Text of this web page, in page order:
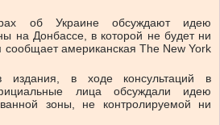
об Украине обсуждают идею
на Донбассе, в которой не будет ни
американская The New York
издания, в ходе консультаций в
лица обсуждали идею
зоны, не контролируемой ни